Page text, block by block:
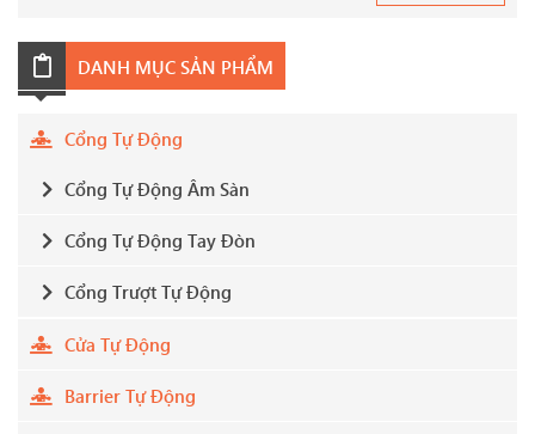
DANH MỤC SẢN PHẨM
Cổng Tự Động
Cổng Tự Động Âm Sàn
Cổng Tự Động Tay Đòn
Cổng Trượt Tự Động
Cửa Tự Động
Barrier Tự Động